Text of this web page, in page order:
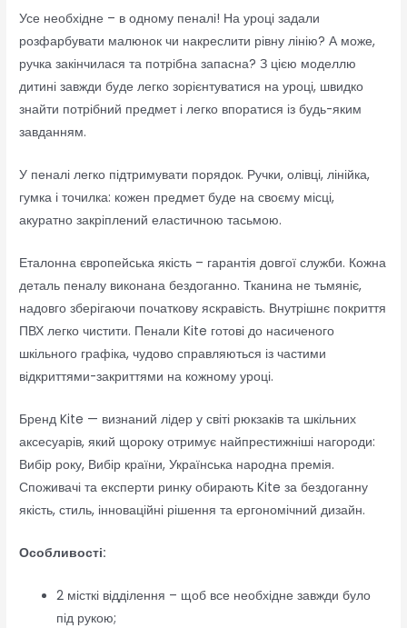
Усе необхідне – в одному пеналі! На уроці задали
розфарбувати малюнок чи накреслити рівну лінію? А може,
ручка закінчилася та потрібна запасна? З цією моделлю
дитині завжди буде легко зорієнтуватися на уроці, швидко
знайти потрібний предмет і легко впоратися із будь-яким
завданням.
У пеналі легко підтримувати порядок. Ручки, олівці, лінійка,
гумка і точилка: кожен предмет буде на своєму місці,
акуратно закріплений еластичною тасьмою.
Еталонна європейська якість – гарантія довгої служби. Кожна
деталь пеналу виконана бездоганно. Тканина не тьмяніє,
надовго зберігаючи початкову яскравість. Внутрішнє покриття
ПВХ легко чистити. Пенали Kite готові до насиченого
шкільного графіка, чудово справляються із частими
відкриттями-закриттями на кожному уроці.
Бренд Kite — визнаний лідер у світі рюкзаків та шкільних
аксесуарів, який щороку отримує найпрестижніші нагороди:
Вибір року, Вибір країни, Українська народна премія.
Споживачі та експерти ринку обирають Kite за бездоганну
якість, стиль, інноваційні рішення та ергономічний дизайн.
Особливості:
2 місткі відділення – щоб все необхідне завжди було
під рукою;